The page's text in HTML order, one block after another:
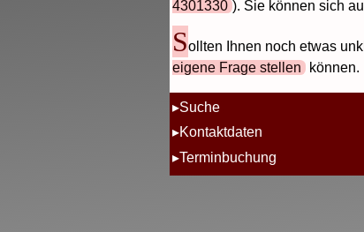
4301330 ). Sie können sich
Sollten Ihnen noch etwas
eigene Frage stellen können.
Suche
Kontaktdaten
Terminbuchung